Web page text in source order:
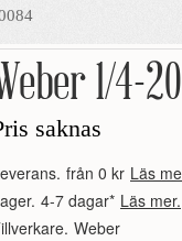
1/4-
saknas
från 0 kr Läs
4-7 dagar* Läs mer.
Weber